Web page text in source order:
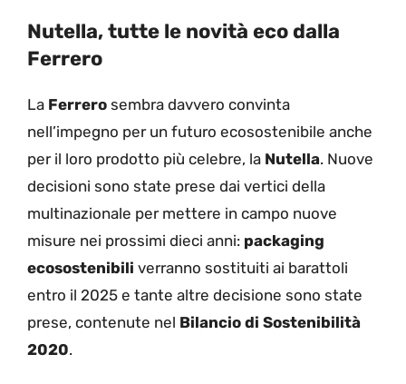
Nutella, tutte le novità eco dalla
Ferrero
La Ferrero sembra davvero convinta
nell’impegno per un futuro ecosostenibile anche
per il loro prodotto più celebre, la Nutella. Nuove
decisioni sono state prese dai vertici della
multinazionale per mettere in campo nuove
misure nei prossimi dieci anni: packaging
ecosostenibili verranno sostituiti ai barattoli
entro il 2025 e tante altre decisione sono state
prese, contenute nel Bilancio di Sostenibilità
2020.